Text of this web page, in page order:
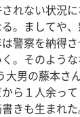
れない状況
。ましてや
警察を納得
。そのよう
男の藤本さ
ら１人余っ
きも生まれた